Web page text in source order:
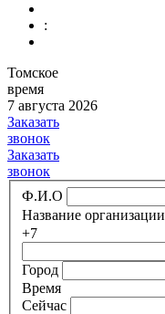
:
Томское
время
7 августа 2026
Заказать
звонок
Заказать
звонок
Ф.И.О
Название организации
+7
Город
Время
Сейчас